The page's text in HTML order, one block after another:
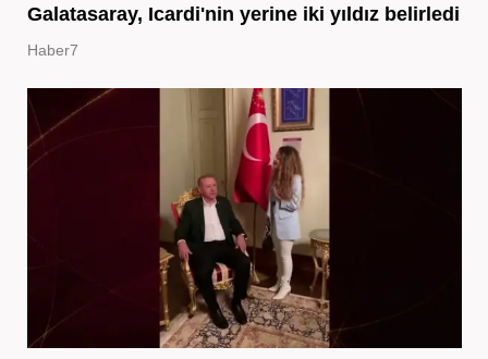
Galatasaray, Icardi'nin yerine iki yıldız belirledi
Haber7